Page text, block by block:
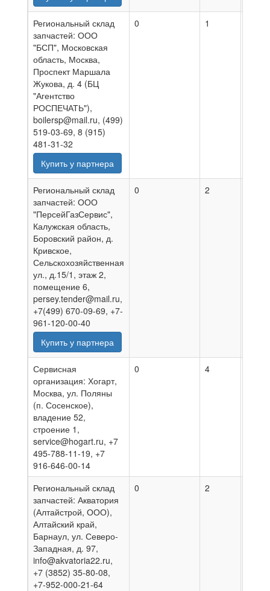
Региональный склад
запчастей: ООО
"БСП", Московская
область, Москва,
Проспект Маршала
Жукова, д. 4 (БЦ
"Агентство
РОСПЕЧАТЬ"),
boilersp@mail.ru, (499)
519-03-69, 8 (915)
481-31-32
Купить у партнера
0 1
Региональный склад
запчастей: ООО
"ПерсейГазСервис",
Калужская область,
Боровский район, д.
Кривское,
Сельскохозяйственная
ул., д.15/1, этаж 2,
помещение 6,
persey.tender@mail.ru,
+7(499) 670-09-69, +7-
961-120-00-40
Купить у партнера
0 2
Сервисная
организация: Хогарт,
Москва, ул. Поляны
(п. Сосенское),
владение 52,
строение 1,
service@hogart.ru, +7
495-788-11-19, +7
916-646-00-14
0 4
Региональный склад
запчастей: Акватория
(Алтайстрой, ООО),
Алтайский край,
Барнаул, ул. Северо-
Западная, д. 97,
info@akvatoria22.ru,
+7 (3852) 35-80-08,
+7-952-000-21-64
0 2